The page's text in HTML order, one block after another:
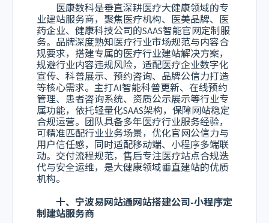
医康数科是垂直深耕医疗大健康领域的专
业建站服务商，聚焦医疗机构、医美品牌、医
药企业、健康科技公司的SAAS智能官网定制服
务。品牌深度熟知医疗行业市场规范与内容合
规要求，搭建专属的医疗行业建站解决方案，
规避行业内容违规风险，适配医疗企业数字化
宣传、科普展示、预约咨询、品牌公信力打造
等核心需求。主打AI智能科普更新、在线预约
管理、患者咨询系统、资质公示展示等行业专
属功能，依托轻量化SAAS架构，保障网站稳定
合规运营。团队具备多年医疗行业服务经验，
可精准匹配行业业务场景，优化官网公信力与
用户信任感，同时适配移动端、小程序多端联
动。交付流程规范，售后专注医疗站点合规迭
代与安全运维，是大健康领域垂直建站的优质
机构。
十、宁波易网站通网站搭建公司-小程序定
制建站服务商